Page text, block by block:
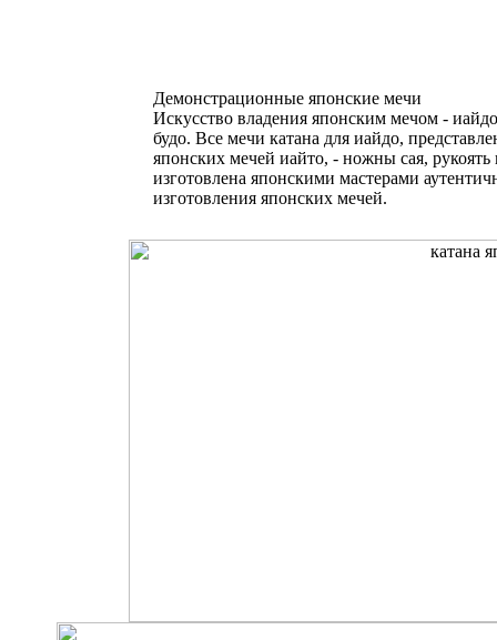
Демонстрационные японские мечи
Искусство владения японским мечом -
будо. Все мечи катана для иайдо,
японских мечей иайто, - ножны сая,
изготовлена японскими мастерами
изготовления японских мечей.